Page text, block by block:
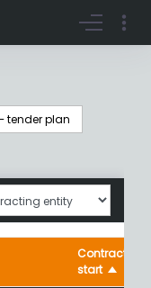
Register account
tender plan
Contract
start